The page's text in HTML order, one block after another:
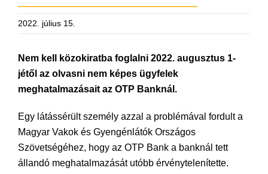
2022. július 15.
Nem kell közokiratba foglalni 2022. augusztus 1-
jétől az olvasni nem képes ügyfelek
meghatalmazásait az OTP Banknál.
Egy látássérült személy azzal a problémával fordult a
Magyar Vakok és Gyengénlátók Országos
Szövetségéhez, hogy az OTP Bank a banknál tett
állandó meghatalmazását utóbb érvénytelenítette.